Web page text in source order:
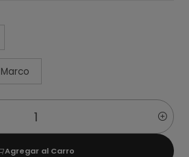
Agregar al Carro